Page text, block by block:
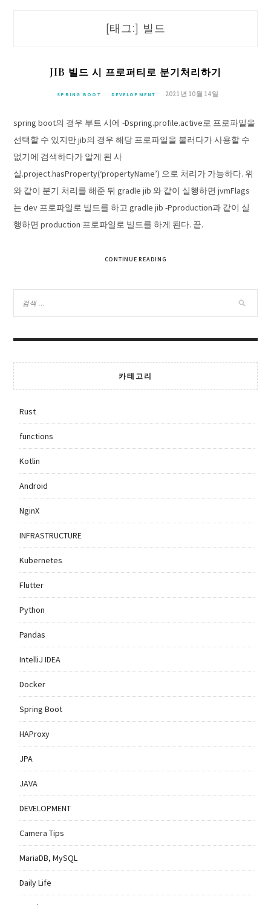
[태그:] 빌드
JIB 빌드 시 프로퍼티로 분기처리하기
SPRING BOOT DEVELOPMENT 2021년 10월 14일
spring boot의 경우 부트 시에 -Dspring.profile.active로 프로파일을
선택할 수 있지만 jib의 경우 해당 프로파일을 불러다가 사용할 수
없기에 검색하다가 알게 된 사
실.project.hasProperty(‘propertyName’) 으로 처리가 가능하다. 위
와 같이 분기 처리를 해준 뒤 gradle jib 와 같이 실행하면 jvmFlags
는 dev 프로파일로 빌드를 하고 gradle jib -Pproduction과 같이 실
행하면 production 프로파일로 빌드를 하게 된다. 끝.
CONTINUE READING
카테고리
Rust
functions
Kotlin
Android
NginX
INFRASTRUCTURE
Kubernetes
Flutter
Python
Pandas
IntelliJ IDEA
Docker
Spring Boot
HAProxy
JPA
JAVA
DEVELOPMENT
Camera Tips
MariaDB, MySQL
Daily Life